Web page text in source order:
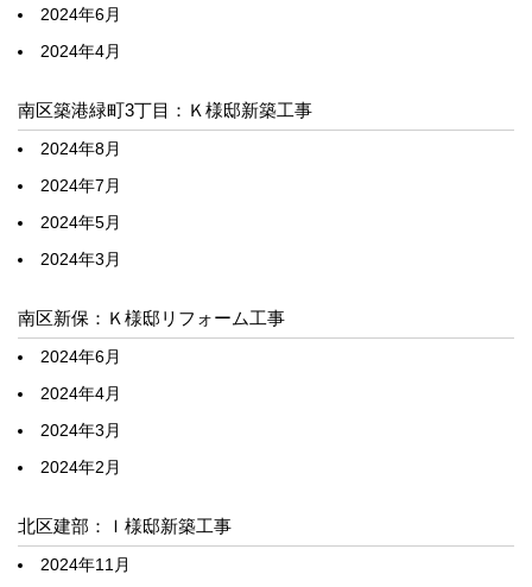
2024年6月
2024年4月
南区築港緑町3丁目：Ｋ様邸新築工事
2024年8月
2024年7月
2024年5月
2024年3月
南区新保：Ｋ様邸リフォーム工事
2024年6月
2024年4月
2024年3月
2024年2月
北区建部：Ｉ様邸新築工事
2024年11月